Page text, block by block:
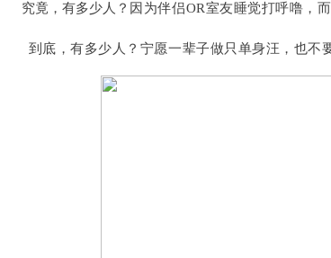
究竟，有多少人？ 因为伴侣OR室友睡觉打呼噜，
到底，有多少人？ 宁愿一辈子做只单身汪， 也不